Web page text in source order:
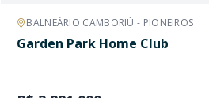
BALNEÁRIO CAMBORIÚ - PIONEIROS
Garden Park Home Club